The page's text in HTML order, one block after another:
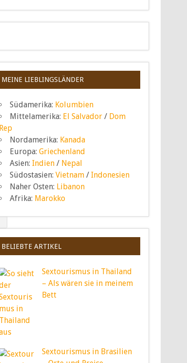
MEINE LIEBLINGSLÄNDER
Südamerika: Kolumbien
Mittelamerika: El Salvador / Dom
Rep
Nordamerika: Kanada
Europa:Griechenland
Asien:Indien / Nepal
Südostasien:Vietnam /Indonesien
Naher Osten: Libanon
Afrika: Marokko
BELIEBTE ARTIKEL
Sextourismus in Thailand
– Als wären sie in meinem
Bett
Sextourismus in Brasilien